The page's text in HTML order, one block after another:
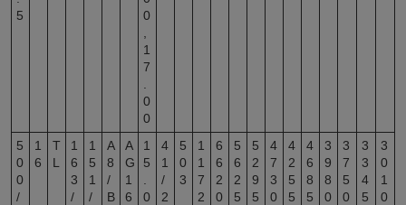
5
0
1
7
0
0
5
0
0
/
1
6
T
L
1
6
3
/
1
5
1
/
A
8
/
B
A
G
1
6
1
5
0
4
1
/
2
5
0
3
1
1
7
2
6
6
2
0
5
6
2
5
5
2
9
5
4
7
3
0
4
2
5
5
4
6
8
5
3
9
8
0
3
7
5
0
3
3
4
5
3
0
1
0